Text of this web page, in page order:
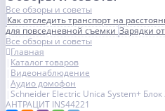
Все обзоры и советы
Как отследить транспорт на
для повседневной съемкиЗарядки
Все обзоры и советы
Главная
Каталог товаров
Видеонаблюдение
Аудио домофон
Schneider Electric Unica System+
АНТРАЦИТ INS44221